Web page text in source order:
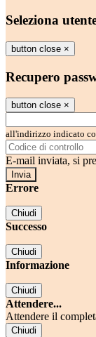
Seleziona
button close ×
Recupero
button close ×
all'indirizzo indicato
E-mail inviata, si
Errore
Chiudi
Successo
Chiudi
Informazione
Chiudi
Attendere...
Attendere il
Chiudi